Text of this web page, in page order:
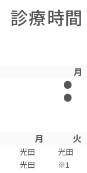
診療時
月
●
●
月 火
光田 光田
光田 ※1